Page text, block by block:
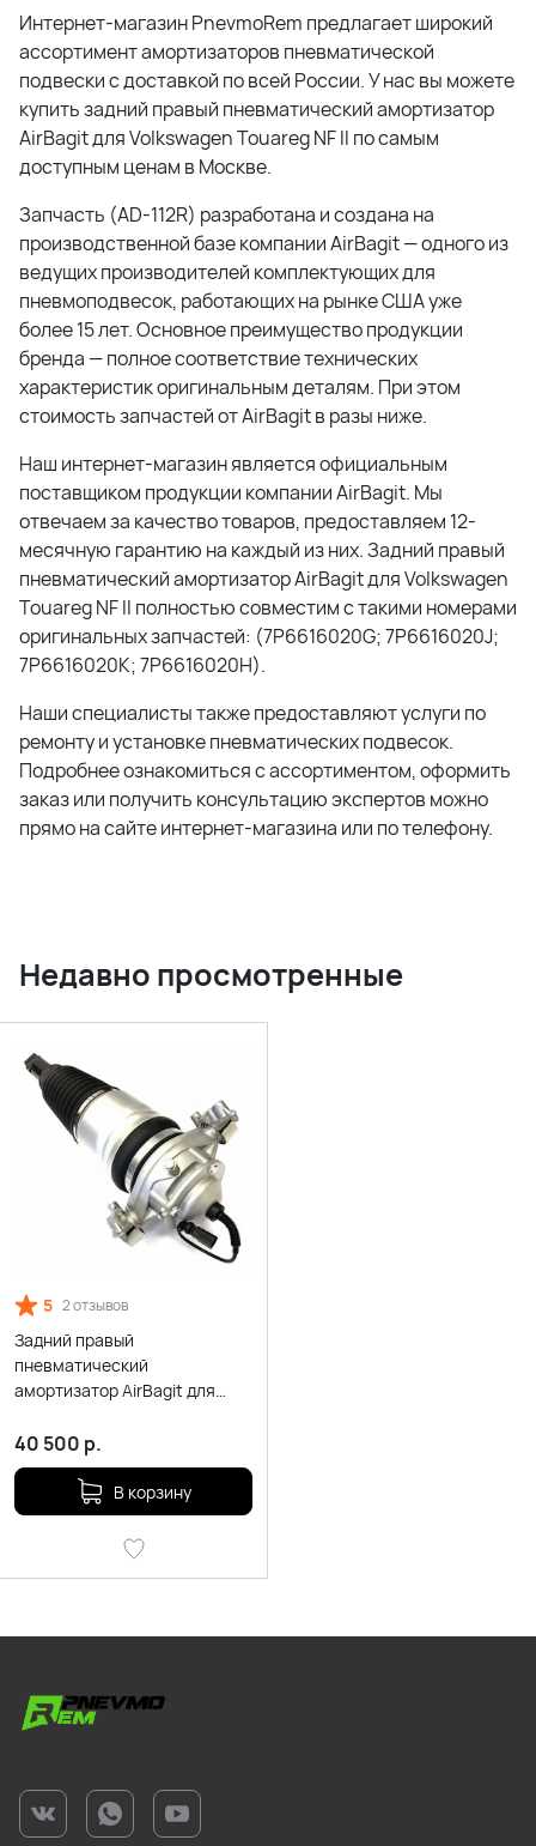
Интернет-магазин PnevmoRem предлагает широкий
ассортимент амортизаторов пневматической
подвески с доставкой по всей России. У нас вы можете
купить задний правый пневматический амортизатор
AirBagit для Volkswagen Touareg NF II по самым
доступным ценам в Москве.
Запчасть (AD-112R) разработана и создана на
производственной базе компании AirBagit — одного из
ведущих производителей комплектующих для
пневмоподвесок, работающих на рынке США уже
более 15 лет. Основное преимущество продукции
бренда — полное соответствие технических
характеристик оригинальным деталям. При этом
стоимость запчастей от AirBagit в разы ниже.
Наш интернет-магазин является официальным
поставщиком продукции компании AirBagit. Мы
отвечаем за качество товаров, предоставляем 12-
месячную гарантию на каждый из них. Задний правый
пневматический амортизатор AirBagit для Volkswagen
Touareg NF II полностью совместим с такими номерами
оригинальных запчастей: (7P6616020G; 7P6616020J;
7P6616020K; 7P6616020H).
Наши специалисты также предоставляют услуги по
ремонту и установке пневматических подвесок.
Подробнее ознакомиться с ассортиментом, оформить
заказ или получить консультацию экспертов можно
прямо на сайте интернет-магазина или по телефону.
Недавно просмотренные
5 2 отзывов
Задний правый
пневматический
амортизатор AirBagit для
40 500 р.
В корзину